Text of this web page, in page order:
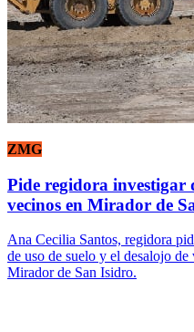
ZMG
Pide regidora investigar
vecinos en Mirador de
Ana Cecilia Santos, regidora
de uso de suelo y el desalojo
Mirador de San Isidro.